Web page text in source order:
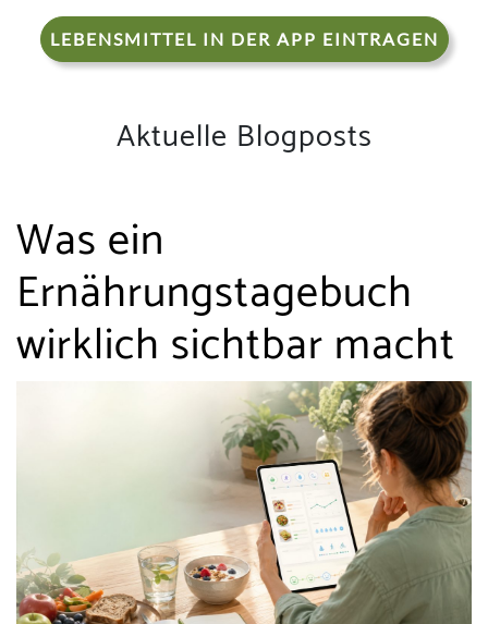
LEBENSMITTEL IN DER APP EINTRAGEN
Aktuelle Blogposts
Was ein
Ernährungstagebuch
wirklich sichtbar macht